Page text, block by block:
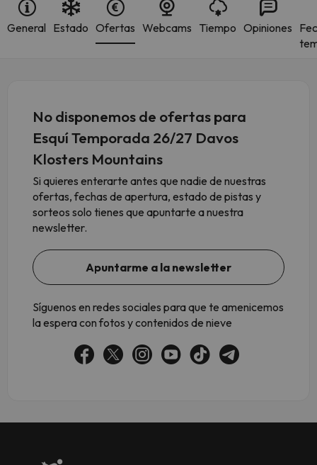
General Estado Ofertas Webcams Tiempo Opiniones
No disponemos de ofertas para
Esquí Temporada 26/27 Davos
Klosters Mountains
Si quieres enterarte antes que nadie de nuestras
ofertas, fechas de apertura, estado de pistas y
sorteos solo tienes que apuntarte a nuestra
newsletter.
Apuntarme a la newsletter
Síguenos en redes sociales para que te amenicemos
la espera con fotos y contenidos de nieve